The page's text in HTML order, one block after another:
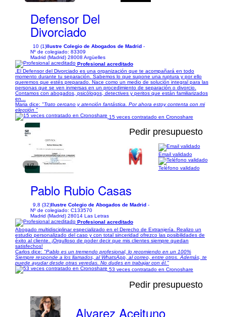
Defensor Del
Divorciado
10 (1)Ilustre Colegio de Abogados de Madrid -
Nº de colegiado: 83309
Madrid (Madrid) 28008 Argüelles
Profesional acreditado
.El Defensor del Divorciado es una organización que te acompañará en todo
momento durante tu separación. Sabemos lo que supone una ruptura y por ello
queremos que estés preparado. Nace como un medio de solución integral para las
personas que se ven inmersas en un procedimiento de separación o divorcio.
Contamos con abogados, psicólogos, detectives y peritos que están familiarizados
en...
Maria dice: "Trato cercano y atención fantástica. Por ahora estoy contenta con mi
elección "
15 veces contratado en Cronoshare
1/7
Pedir presupuesto
Pablo Rubio Casas
9,8 (32)Ilustre Colegio de Abogados de Madrid -
Nº de colegiado: C133570
Madrid (Madrid) 28014 Las Letras
Email validado
Teléfono validado
Profesional acreditado
Abogado multidisciplinar especializado en el Derecho de Extranjería. Realizo un
estudio personalizado del caso y con total sinceridad ofrezco las posibilidades de
éxito al cliente. ¡Orgulloso de poder decir que mis clientes siempre quedan
satisfechos!
Carlos dice: "Pablo es un tremendo profesional, lo recomiendo en un 100%
Siempre responde a los llamados, al WhatsApp, al correo, entre otros. Además, te
puede ayudar desde otras veredas. No dudes en trabajar con él."
53 veces contratado en Cronoshare
Pedir presupuesto
Alvarez Aceituno